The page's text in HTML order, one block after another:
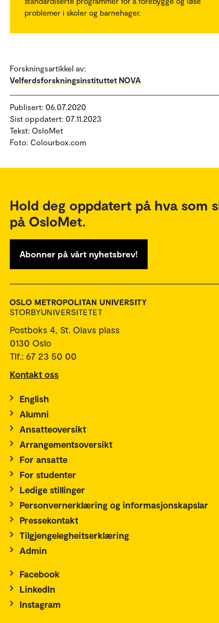
problemer i skoler og barnehager.
Forskningsartikkel av:
Velferdsforskningsinstituttet NOVA
Publisert: 06.07.2020
Sist oppdatert: 07.11.2023
Tekst: OsloMet
Foto: Colourbox.com
Hold deg oppdatert på hva som
på OsloMet.
Abonner på vårt nyhetsbrev!
Postboks 4, St. Olavs plass
0130 Oslo
Tlf.: 67 23 50 00
Kontakt oss
English
Alumni
Ansatteoversikt
Arrangementsoversikt
For ansatte
For studenter
Ledige stillinger
Personvernerklæring og informasjonskapslar
Pressekontakt
Tilgjengelegheitserklæring
Admin
Facebook
LinkedIn
Instagram